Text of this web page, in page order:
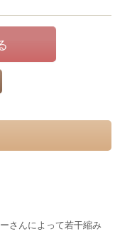
さんによって若干縮み